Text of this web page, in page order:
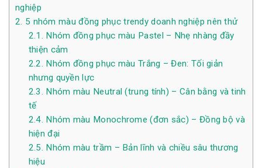
nghiệp
2. 5 nhóm màu đồng phục trendy doanh nghiệp nên thử
2.1. Nhóm đồng phục màu Pastel – Nhẹ nhàng đầy
thiện cảm
2.2. Nhóm đồng phục màu Trắng – Đen: Tối giản
nhưng quyền lực
2.3. Nhóm màu Neutral (trung tính) – Cân bằng và tinh
tế
2.4. Nhóm màu Monochrome (đơn sắc) – Đồng bộ và
hiện đại
2.5. Nhóm màu trầm – Bản lĩnh và chiều sâu thương
hiệu